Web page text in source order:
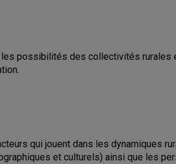
possibilités des collectivités rurales
qui jouent dans les dynamiques
et culturels) ainsi que les